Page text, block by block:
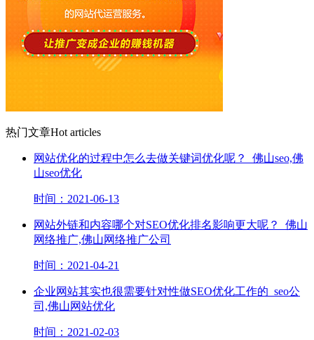
热门文章Hot articles
网站优化的过程中怎么去做关键词优化呢？_佛山seo,佛
山seo优化
时间：2021-06-13
网站外链和内容哪个对SEO优化排名影响更大呢？_佛山
网络推广,佛山网络推广公司
时间：2021-04-21
企业网站其实也很需要针对性做SEO优化工作的_seo公
司,佛山网站优化
时间：2021-02-03